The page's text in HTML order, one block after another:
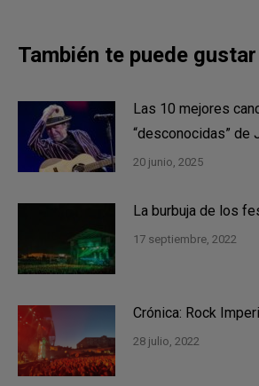
También te puede gustar
Las 10 mejores
“desconocidas” de
20 junio, 2025
La burbuja de los
17 septiembre, 2022
Crónica: Rock
28 julio, 2022